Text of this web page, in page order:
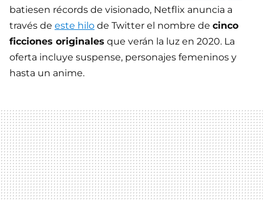
batiesen récords de visionado, Netflix anuncia a
través de este hilo de Twitter el nombre de cinco
ficciones originales que verán la luz en 2020. La
oferta incluye suspense, personajes femeninos y
hasta un anime.